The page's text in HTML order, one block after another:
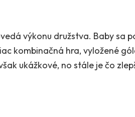
výkonu družstva. Baby sa
kombinačná hra, vyložené
ukážkové, no stále je čo